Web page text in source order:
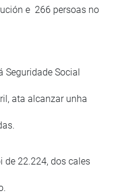
e 266 persoas no
Seguridade Social
ata alcanzar unha
de 22.224, dos cales